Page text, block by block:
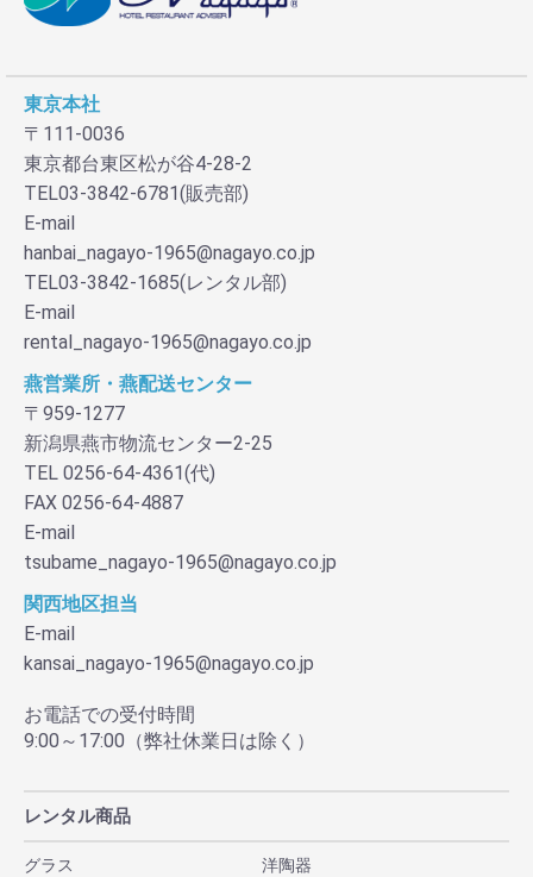
東京本社
〒111-0036
東京都台東区松が谷4-28-2
TEL03-3842-6781(販売部)
E-mail
hanbai_nagayo-1965@nagayo.co.jp
TEL03-3842-1685(レンタル部)
E-mail
rental_nagayo-1965@nagayo.co.jp
燕営業所・燕配送センター
〒959-1277
新潟県燕市物流センター2-25
TEL 0256-64-4361(代)
FAX 0256-64-4887
E-mail
tsubame_nagayo-1965@nagayo.co.jp
関西地区担当
E-mail
kansai_nagayo-1965@nagayo.co.jp
お電話での受付時間
9:00～17:00（弊社休業日は除く）
レンタル商品
グラス
洋陶器